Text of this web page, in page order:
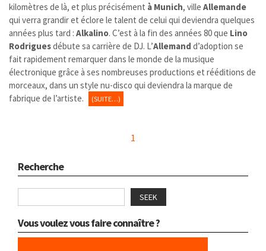
kilomètres de là, et plus précisément à Munich, ville Allemande
qui verra grandir et éclore le talent de celui qui deviendra quelques
années plus tard : Alkalino. C’est à la fin des années 80 que Lino
Rodriguesdébute sa carrière de DJ. L’Allemand d’adoption se
fait rapidement remarquer dans le monde de la musique
électronique grâce à ses nombreuses productions et rééditions de
morceaux, dans un style nu-disco qui deviendra la marque de
fabrique de l’artiste.
(SUITE…)
1
Recherche
SEEK
Vous voulez vous faire connaître ?